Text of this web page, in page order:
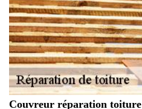
Couvreur réparation toiture